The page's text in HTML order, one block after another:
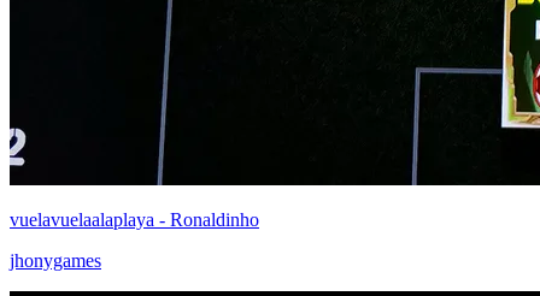
vuelavuelaalaplaya - Ronaldinho
jhonygames